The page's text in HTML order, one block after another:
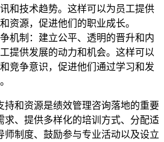
和技术趋势。这样可以为员工提供
资源，促进他们的职业成长。
机制：建立公平、透明的晋升和内
提供发展的动力和机会。这样可以
竞争意识，促进他们通过学习和发
持和资源是绩效管理咨询落地的重要
求、提供多样化的培训方式、分配适
师制度、鼓励参与专业活动以及设立